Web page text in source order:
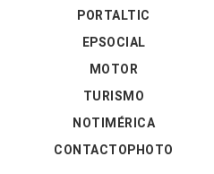
PORTALTIC
EPSOCIAL
MOTOR
TURISMO
NOTIMÉRICA
CONTACTOPHOTO